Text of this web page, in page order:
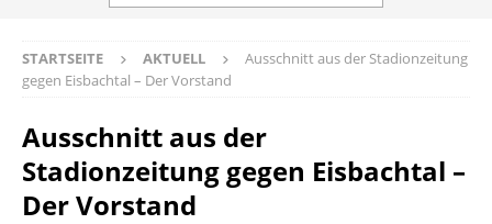
STARTSEITE AKTUELL
Ausschnitt aus der Stadionzeitung
gegen Eisbachtal – Der Vorstand
Ausschnitt aus der
Stadionzeitung gegen Eisbachtal –
Der Vorstand